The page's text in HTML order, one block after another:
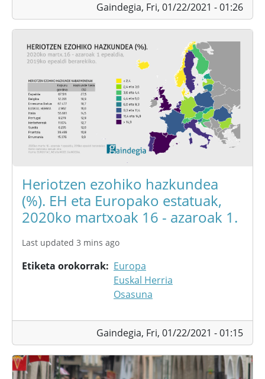
Gaindegia, Fri, 01/22/2021 - 01:26
Heriotzen ezohiko hazkundea
(%). EH eta Europako estatuak,
2020ko martxoak 16 - azaroak 1.
Last updated 3 mins ago
Etiketa orokorrak
Europa
Euskal Herria
Osasuna
Gaindegia, Fri, 01/22/2021 - 01:15